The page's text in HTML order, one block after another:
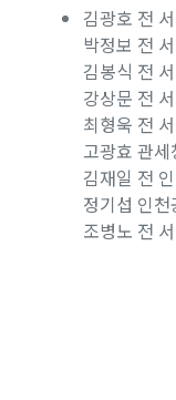
김광호 전
박정보 전
김봉식 전
강상문 전
최형욱 전
고광효 관세
김재일 전
정기섭 인
조병노 전